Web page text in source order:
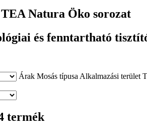
Natura Öko sorozat
és fenntartható
Árak Mosás típusa Alkalmazási terület
termék